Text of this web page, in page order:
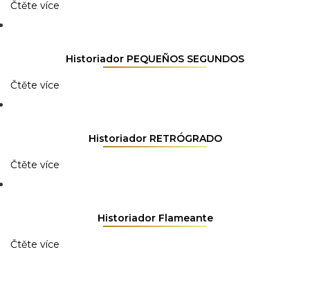
Čtěte více
Historiador PEQUEÑOS SEGUNDOS
Čtěte více
Historiador RETRÓGRADO
Čtěte více
Historiador Flameante
Čtěte více